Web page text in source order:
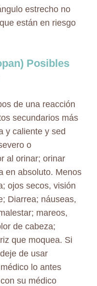
estrecho no
están en riesgo
Posibles
de una reacción
secundarios más
y caliente y sed
o
al orinar; orinar
en absoluto. Menos
ojos secos, visión
Diarrea; náuseas,
mareos,
de cabeza;
que moquea. Si
de usar
lo antes
su médico